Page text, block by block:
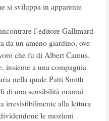
si sviluppa in apparente
l’editore Gallimard
da un ameno giardino, ove
che fu di Albert Camus.
insieme a una compagnia
nella quale Patti Smith
di una sensibilità oramai
irresistibilmente alla lettura
le mozioni